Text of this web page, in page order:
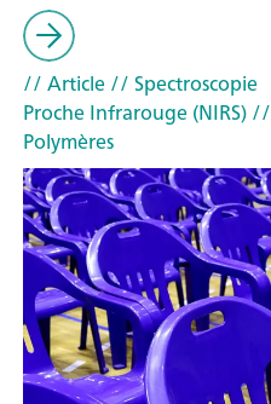
// Article// Spectroscopie
Proche Infrarouge (NIRS)//
Polymères